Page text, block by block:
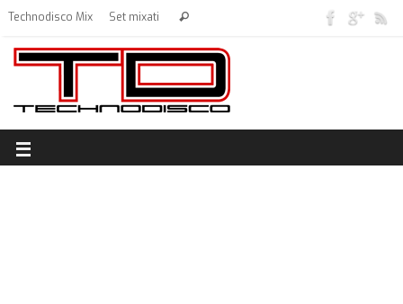
Technodisco Mix Set mixati